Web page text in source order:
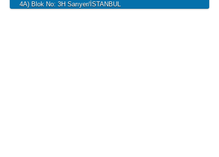
4A) Blok No: 3H Sarıyer/İSTANBUL